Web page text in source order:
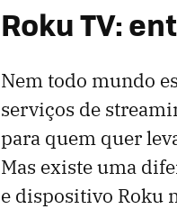
Roku TV:
Nem todo mundo
serviços de
para quem quer
Mas existe uma
e dispositivo Roku